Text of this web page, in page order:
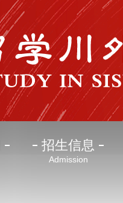
招生信息
Admission